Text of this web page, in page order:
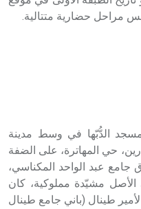
مراحل حضارية متتالية.
الدُّبّها في وسط مدينة
حي المهاترة، على الضفة
عبد الواحد المكناسي،
مشيّدة مملوكية، كان
طينال (باني جامع طينال